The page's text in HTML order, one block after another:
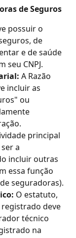
de Seguros
possuir o
de
e de saúde
seu CNPJ.
A Razão
incluir as
ou
principal
a
incluir outras
essa função
seguradoras).
O estatuto,
deve
técnico
na